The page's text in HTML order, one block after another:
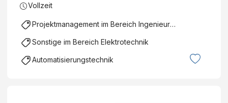
Vollzeit
Projektmanagement im Bereich Ingenieurswesen
Sonstige im Bereich Elektrotechnik
Automatisierungstechnik